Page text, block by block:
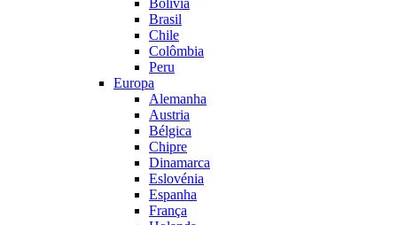
Bolívia
Brasil
Chile
Colômbia
Peru
Europa
Alemanha
Austria
Bélgica
Chipre
Dinamarca
Eslovénia
Espanha
França